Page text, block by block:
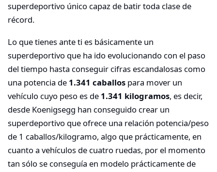
superdeportivo único capaz de batir toda clase de
récord.
Lo que tienes ante ti es básicamente un
superdeportivo que ha ido evolucionando con el paso
del tiempo hasta conseguir cifras escandalosas como
una potencia de 1.341 caballos para mover un
vehículo cuyo peso es de 1.341 kilogramos, es decir,
desde Koenigsegg han conseguido crear un
superdeportivo que ofrece una relación potencia/peso
de 1 caballos/kilogramo, algo que prácticamente, en
cuanto a vehículos de cuatro ruedas, por el momento
tan sólo se conseguía en modelo prácticamente de